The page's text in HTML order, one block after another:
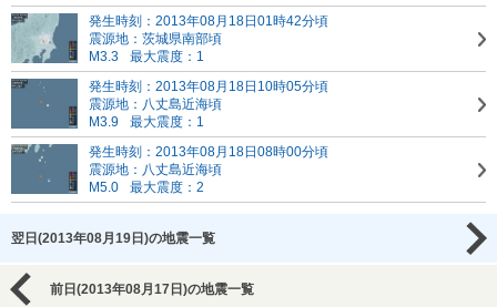
発生時刻：2013年08月18日01時42分頃
震源地：茨城県南部頃
M3.3
最大震度：1
発生時刻：2013年08月18日10時05分頃
震源地：八丈島近海頃
M3.9
最大震度：1
発生時刻：2013年08月18日08時00分頃
震源地：八丈島近海頃
M5.0
最大震度：2
翌日(2013年08月19日)の地震一覧
前日(2013年08月17日)の地震一覧